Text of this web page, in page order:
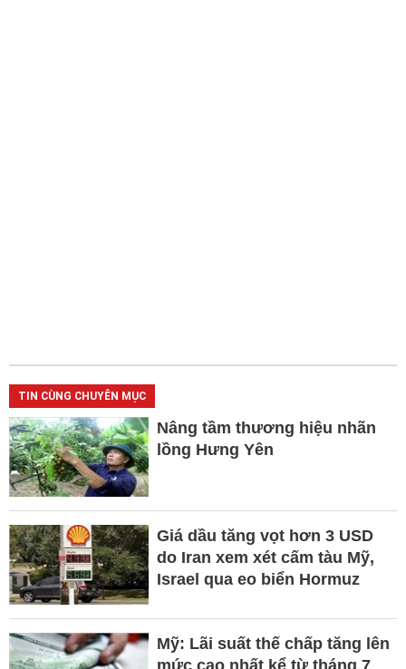
TIN CÙNG CHUYÊN MỤC
Nâng tầm thương hiệu nhãn
lồng Hưng Yên
Giá dầu tăng vọt hơn 3 USD
do Iran xem xét cấm tàu Mỹ,
Israel qua eo biển Hormuz
Mỹ: Lãi suất thế chấp tăng lên
mức cao nhất kể từ tháng 7